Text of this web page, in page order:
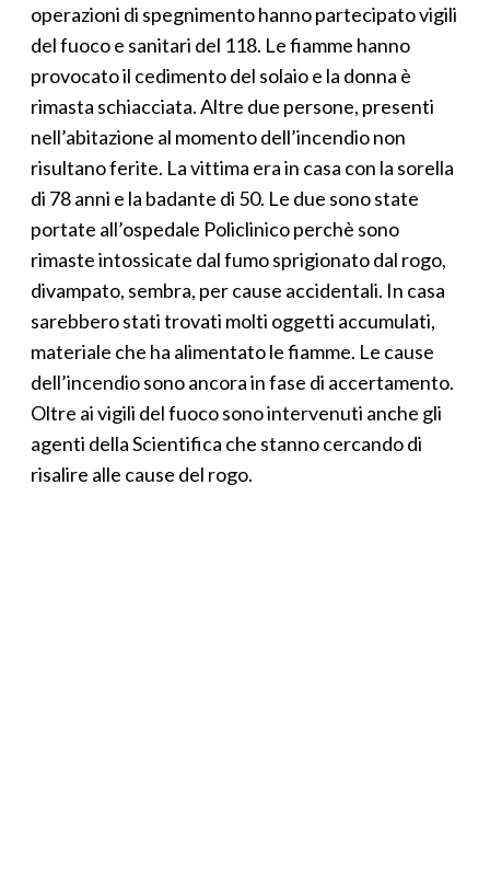
operazioni di spegnimento hanno partecipato vigili
del fuoco e sanitari del 118. Le fiamme hanno
provocato il cedimento del solaio e la donna è
rimasta schiacciata. Altre due persone, presenti
nell’abitazione al momento dell’incendio non
risultano ferite. La vittima era in casa con la sorella
di 78 anni e la badante di 50. Le due sono state
portate all’ospedale Policlinico perchè sono
rimaste intossicate dal fumo sprigionato dal rogo,
divampato, sembra, per cause accidentali. In casa
sarebbero stati trovati molti oggetti accumulati,
materiale che ha alimentato le fiamme. Le cause
dell’incendio sono ancora in fase di accertamento.
Oltre ai vigili del fuoco sono intervenuti anche gli
agenti della Scientifica che stanno cercando di
risalire alle cause del rogo.